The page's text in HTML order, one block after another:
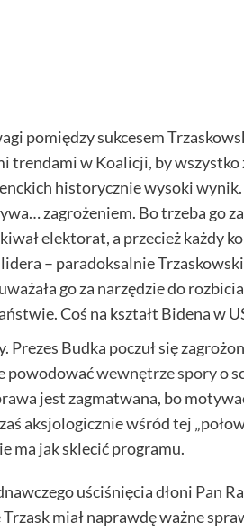
pomiędzy sukcesem
trendami w Koalicji, by wszystko
historycznie wysoki
zagrożeniem. Bo trzeba go
elektorat, a przecież każdy
lidera – paradoksalnie
go za narzędzie do
Coś na kształt Bidena w
Prezes Budka poczuł się
powodowaćwewnętrze sporyo
jest zagmatwana, bo
aksjologicznie wśród tej
ma jak sklecić programu.
uściśnięcia dłoni Pan
miał naprawdę ważne